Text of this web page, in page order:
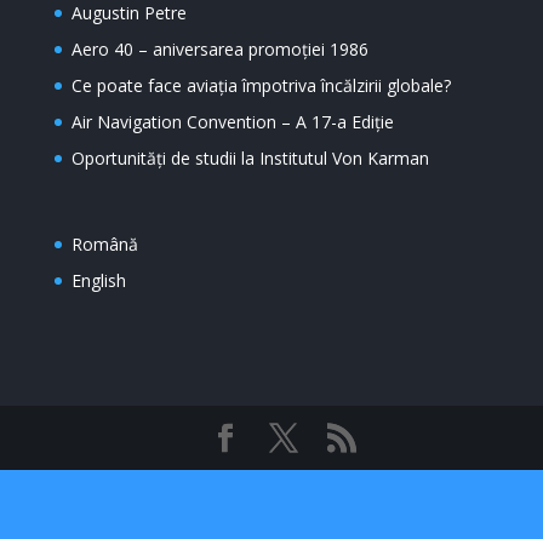
Augustin Petre
Aero 40 – aniversarea promoției 1986
Ce poate face aviația împotriva încălzirii globale?
Air Navigation Convention – A 17-a Ediție
Oportunități de studii la Institutul Von Karman
Română
English